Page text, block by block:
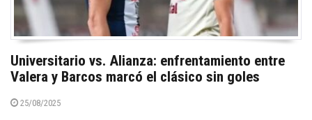
Universitario vs. Alianza: enfrentamiento entre
Valera y Barcos marcó el clásico sin goles
25/08/2025